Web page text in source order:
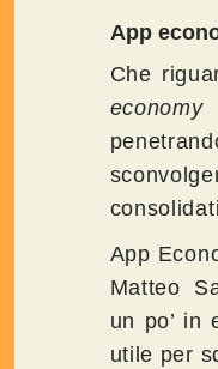
App
Che
economy
App
Matteo
un po’ in
utile per